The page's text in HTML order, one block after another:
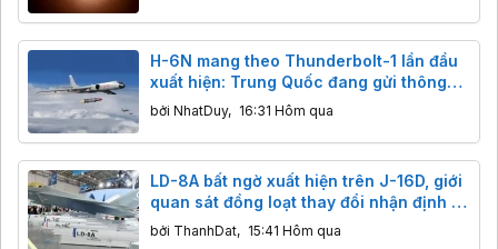
H-6N mang theo Thunderbolt-1 lần đầu
xuất hiện: Trung Quốc đang gửi thông
điệp gì tới các nhóm tàu sân bay?
bởi NhatDuy, 16:31 Hôm qua
LD-8A bất ngờ xuất hiện trên J-16D, giới
quan sát đồng loạt thay đổi nhận định về
tên lửa chống radar mới của Trung
bởi ThanhDat, 15:41 Hôm qua